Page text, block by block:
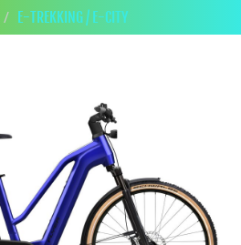
E-TREKKING / E-CITY